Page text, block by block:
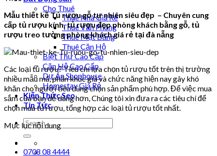
Cho Thuê
Thuê Nhà Giá Rẻ
Thuê Văn Phòng
Thuê Mặt Bằng
Thuê Căn Hộ
Biệt Thự Cao Cấp
Căn Hộ Cao Cấp
Dự Án Shophouse
Homestay Giá Rẻ
Kiến Thức Seo
Tin Tức
0708 08 4444
Mẫu thiết kế Tủ rượu gỗ tự nhiên siêu đẹp – Chuyên cung
cấp tủ rượu kính, tủ rượu đẹp phòng khách bằng gỗ, tủ
rượu treo tường phòng khách giá rẻ tại đà nẵng
Các loại tủ rượu? Tiêu chí lựa chọn tủ rượu tốt trên thị trường
nhiều mẫu mã, phân khúc giá và chức năng hiện nay gây khó
khăn cho người tiêu dùng chọn sản phẩm phù hợp. Để việc mua
sắm của bạn dễ dàng hơn, Chúng tôi xin đưa ra các tiêu chí để
chọn mua tủ rượu, tổng hợp các loại tủ rượu tốt nhất.
Mục lục nội dung